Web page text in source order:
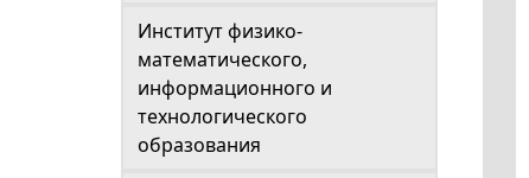
Институт физико-
математического,
информационного и
технологического
образования